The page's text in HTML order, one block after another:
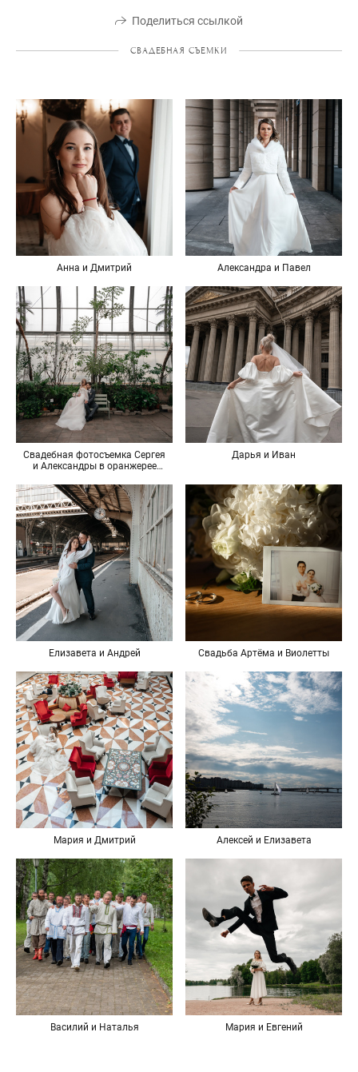
Поделиться ссылкой
СВАДЕБНАЯ СЪЕМКИ
Анна и Дмитрий Александра и Павел
Свадебная фотосъемка Сергея
и Александры в оранжерее
Дарья и Иван
Елизавета и Андрей Свадьба Артёма и Виолетты
Мария и Дмитрий Алексей и Елизавета
Василий и Наталья Мария и Евгений